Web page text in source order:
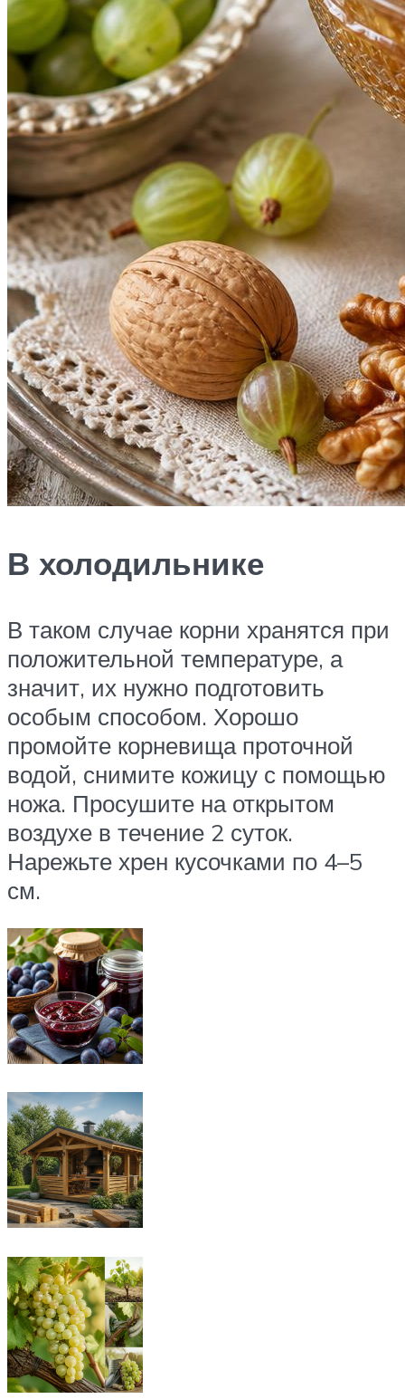
В холодильнике
В таком случае корни хранятся при
положительной температуре, а
значит, их нужно подготовить
особым способом. Хорошо
промойте корневища проточной
водой, снимите кожицу с помощью
ножа. Просушите на открытом
воздухе в течение 2 суток.
Нарежьте хрен кусочками по 4–5
см.